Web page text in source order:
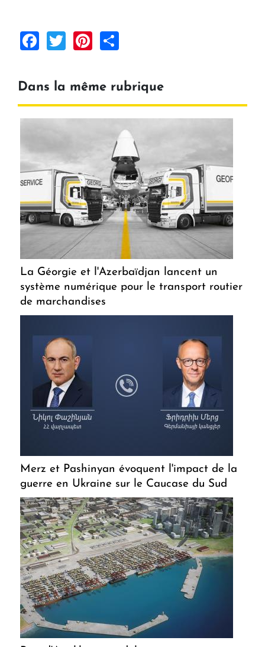
Facebook
TwitterPinterest
Dans la même rubrique
La Géorgie et l'Azerbaïdjan lancent un
système numérique pour le transport routier
de marchandises
Merz et Pashinyan évoquent l'impact de la
guerre en Ukraine sur le Caucase du Sud